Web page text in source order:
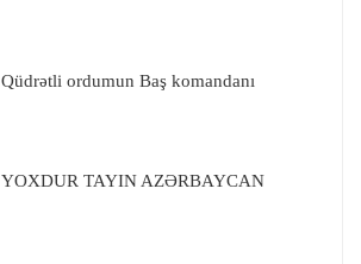
Qüdrətli ordumun Baş komandanı
YOXDUR TAYIN AZƏRBAYCAN